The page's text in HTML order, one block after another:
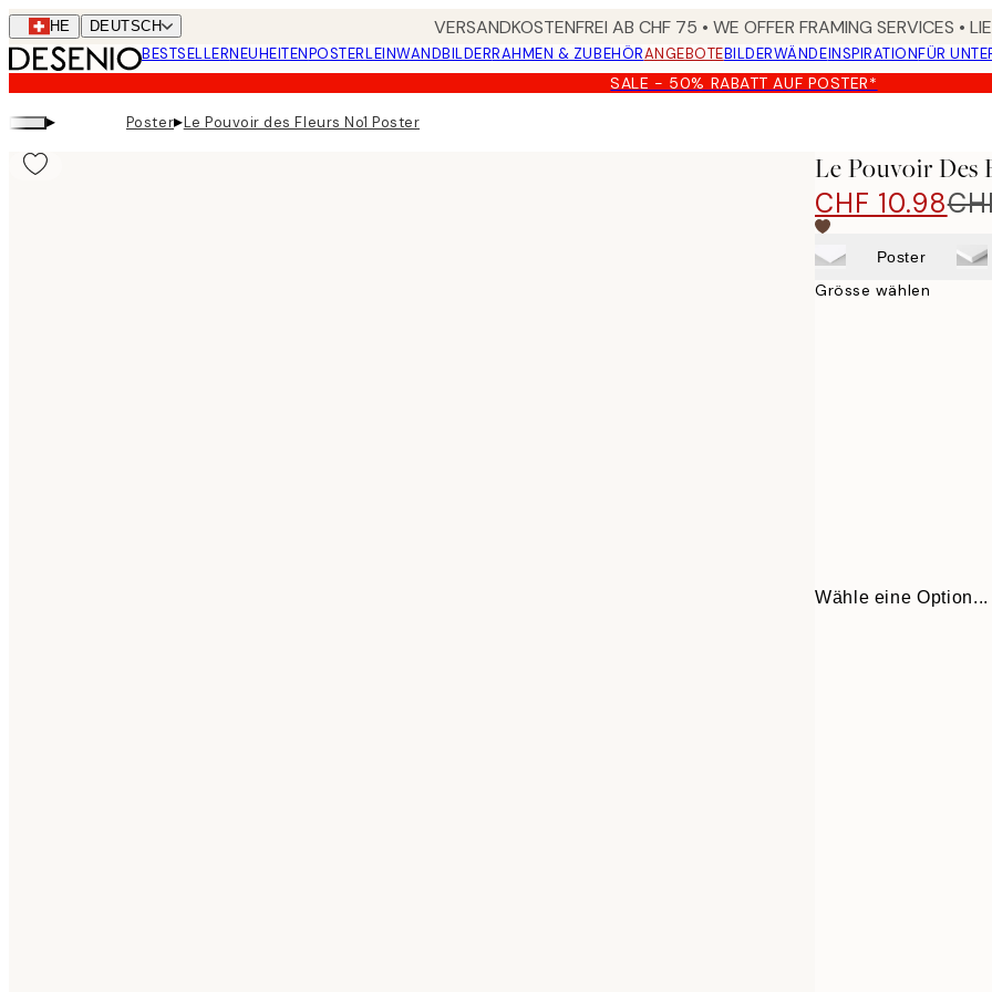
Skip
to
main
content.
CHE DEUTSCH VERSANDKOSTENFREI AB CHF 75 • WE OFFER FRAMING SERVICES •
BESTSELLERNEUHEITENPOSTERLEINWANDBILDERRAHMEN & ZUBEHÖRANGEBOTEBILDERWÄNDEINSPIRATIONFÜR
SALE - 50% RABATT AUF POSTER*
▸ Poster▸Le Pouvoir des Fleurs No1 Poster
Le Pouvoir Des
CHF 10.98
Poster
Grösse wählen
Wähle eine Option...